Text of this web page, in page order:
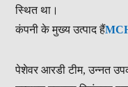
स्थित था।
कंपनी के मुख्य उत्पाद हैं
हीटर और माइक्रो बैटरी
पेशेवर आरडी टीम, उन्नत